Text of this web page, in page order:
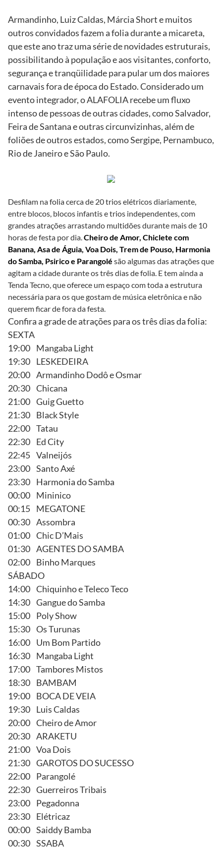
Armandinho, Luiz Caldas, Márcia Short e muitos
outros convidados fazem a folia durante a micareta,
que este ano traz uma série de novidades estruturais,
possibilitando à população e aos visitantes, conforto,
segurança e tranqüilidade para pular um dos maiores
carnavais fora de época do Estado. Considerado um
evento integrador, o ALAFOLIA recebe um fluxo
intenso de pessoas de outras cidades, como Salvador,
Feira de Santana e outras circunvizinhas, além de
foliões de outros estados, como Sergipe, Pernambuco,
Rio de Janeiro e São Paulo.
Desfilam na folia cerca de 20 trios elétricos diariamente,
entre blocos, blocos infantis e trios independentes, com
grandes atrações arrastando multidões durante mais de 10
horas de festa por dia.Cheiro de Amor, Chiclete com
Banana, Asa de Águia, Voa Dois, Trem de Pouso, Harmonia
do Samba, Psirico e Parangolé são algumas das atrações que
agitam a cidade durante os três dias de folia. E tem ainda a
Tenda Tecno, que oferece um espaço com toda a estrutura
necessária para os que gostam de música eletrônica e não
querem ficar de fora da festa.
Confira a grade de atrações para os três dias da folia:
SEXTA
19:00 Mangaba Light
19:30 LESKEDEIRA
20:00 Armandinho Dodô e Osmar
20:30 Chicana
21:00 Guig Guetto
21:30 Black Style
22:00 Tatau
22:30 Ed City
22:45 Valneijós
23:00 Santo Axé
23:30 Harmonia do Samba
00:00 Mininico
00:15 MEGATONE
00:30 Assombra
01:00 Chic D’Mais
01:30 AGENTES DO SAMBA
02:00 Binho Marques
SÁBADO
14:00 Chiquinho e Teleco Teco
14:30 Gangue do Samba
15:00 Poly Show
15:30 Os Turunas
16:00 Um Bom Partido
16:30 Mangaba Light
17:00 Tambores Mistos
18:30 BAMBAM
19:00 BOCA DE VEIA
19:30 Luis Caldas
20:00 Cheiro de Amor
20:30 ARAKETU
21:00 Voa Dois
21:30 GAROTOS DO SUCESSO
22:00 Parangolé
22:30 Guerreiros Tribais
23:00 Pegadonna
23:30 Elétricaz
00:00 Saiddy Bamba
00:30 SSABA